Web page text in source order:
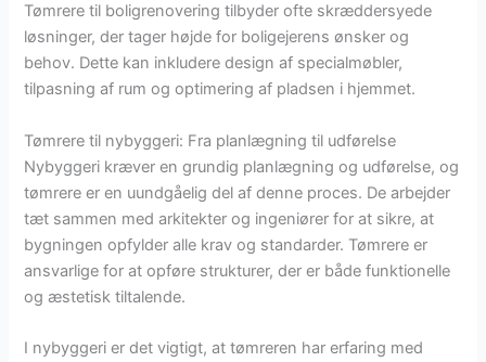
Tømrere til boligrenovering tilbyder ofte skræddersyede
løsninger, der tager højde for boligejerens ønsker og
behov. Dette kan inkludere design af specialmøbler,
tilpasning af rum og optimering af pladsen i hjemmet.
Tømrere til nybyggeri: Fra planlægning til udførelse
Nybyggeri kræver en grundig planlægning og udførelse, og
tømrere er en uundgåelig del af denne proces. De arbejder
tæt sammen med arkitekter og ingeniører for at sikre, at
bygningen opfylder alle krav og standarder. Tømrere er
ansvarlige for at opføre strukturer, der er både funktionelle
og æstetisk tiltalende.
I nybyggeri er det vigtigt, at tømreren har erfaring med